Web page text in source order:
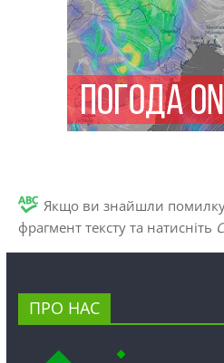
Якщо ви знайшли помилку,
фрагмент тексту та натисніть
ПРО НАС